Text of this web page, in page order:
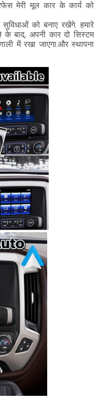
मेरी मूल कार के कार्य को
सुविधाओं को बनाए रखेंगे. हमारे
बाद, अपनी कार दो सिस्टम
में रखा जाएगा.और स्थापना